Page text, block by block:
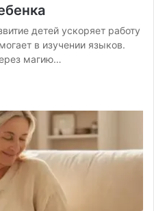
детей ускоряет работу
в изучении языков.
магию…